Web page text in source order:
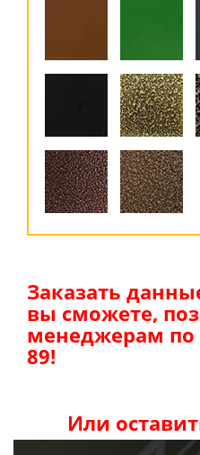
Заказать
вы сможете,
менеджерам по
89!
Или